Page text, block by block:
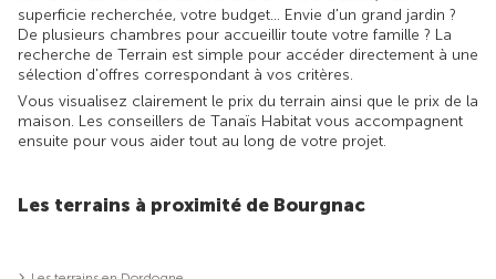
superficie recherchée, votre budget... Envie d'un grand jardin ?
De plusieurs chambres pour accueillir toute votre famille ? La
recherche de Terrain est simple pour accéder directement à une
sélection d'offres correspondant à vos critères.
Vous visualisez clairement le prix du terrain ainsi que le prix de la
maison. Les conseillers de Tanaïs Habitat vous accompagnent
ensuite pour vous aider tout au long de votre projet.
Les terrains à proximité de Bourgnac